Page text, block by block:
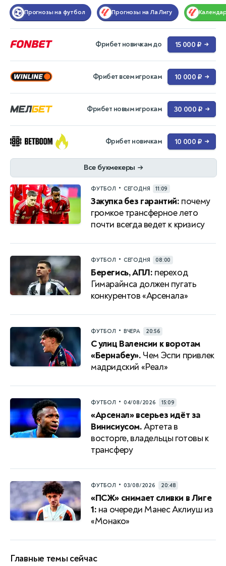
Прогнозы на футбол Прогнозы на Ла Лигу
Фрибет новичкам до 15 000 ₽ →
Фрибет всем игрокам 10 000 ₽ →
Фрибет новым игрокам 30 000 ₽ →
Фрибет новичкам 10 000 ₽ →
Все букмекеры →
ФУТБОЛ • СЕГОДНЯ 11:09
Закупка без гарантий: почему
громкое трансферное лето
почти всегда ведет к кризису
ФУТБОЛ • СЕГОДНЯ 08:00
Берегись, АПЛ: переход
Гимарайнса должен пугать
конкурентов «Арсенала»
ФУТБОЛ • ВЧЕРА 20:56
С улиц Валенсии к воротам
«Бернабеу». Чем Эспи привлек
мадридский «Реал»
ФУТБОЛ • 04/08/2026 15:09
«Арсенал» всерьез идёт за
Винисиусом.Артета в
восторге, владельцы готовы к
трансферу
ФУТБОЛ • 03/08/2026 20:48
«ПСЖ» снимает сливки в Лиге
1: на очереди Манес Аклиуш из
«Монако»
Главные темы сейчас